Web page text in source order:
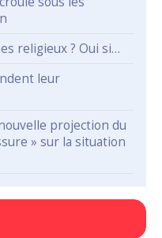
religieux ? Oui si…
leur
projection du
» sur la situation